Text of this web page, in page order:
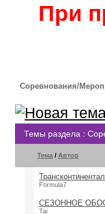
При
Соревнования/
Темы раздела :
Тема / Автор
Formula7
СЕЗОННОЕ
Tai